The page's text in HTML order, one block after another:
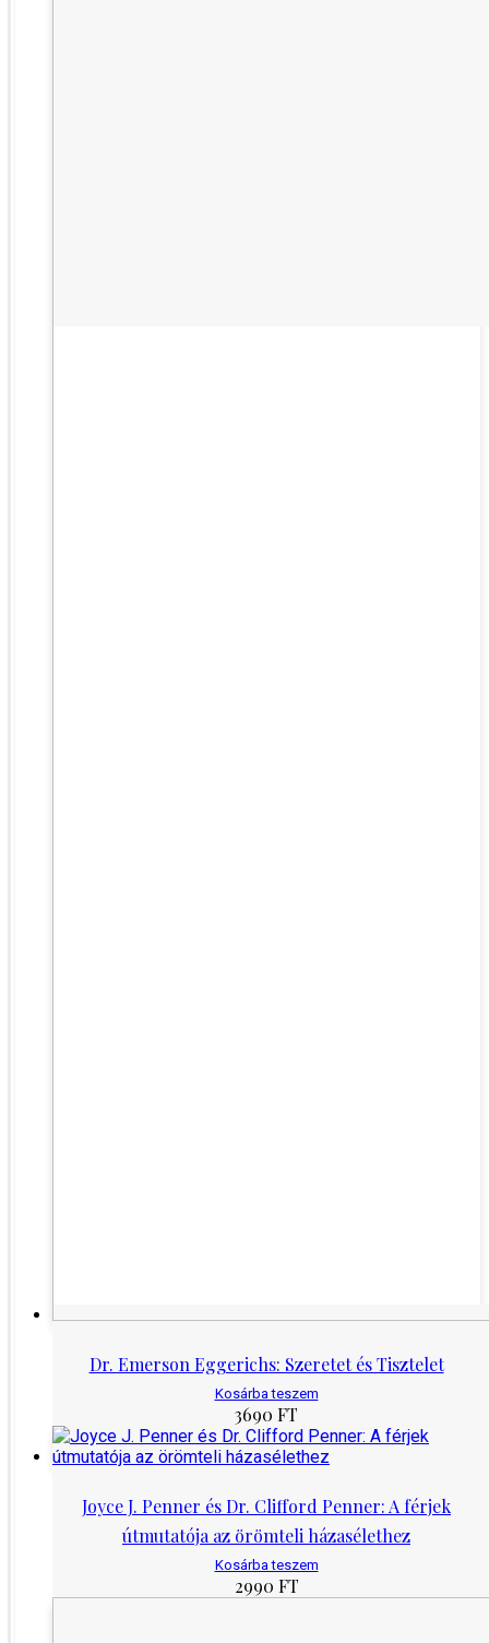
Dr. Emerson Eggerichs: Szeretet és Tisztelet
Kosárba teszem
3690 FT
Joyce J. Penner és Dr. Clifford Penner: A férjek
útmutatója az örömteli házasélethez
Kosárba teszem
2990 FT